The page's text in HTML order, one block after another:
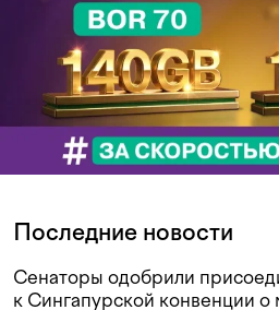
Последние новости
Сенаторы одобрили
к Сингапурской конвенции о